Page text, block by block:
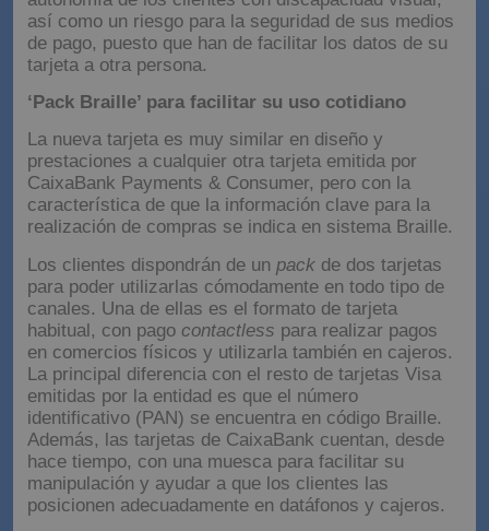
así como un riesgo para la seguridad de sus medios
de pago, puesto que han de facilitar los datos de su
tarjeta a otra persona.
‘Pack Braille’ para facilitar su uso cotidiano
La nueva tarjeta es muy similar en diseño y
prestaciones a cualquier otra tarjeta emitida por
CaixaBank Payments & Consumer, pero con la
característica de que la información clave para la
realización de compras se indica en sistema Braille.
Los clientes dispondrán de un pack de dos tarjetas
para poder utilizarlas cómodamente en todo tipo de
canales. Una de ellas es el formato de tarjeta
habitual, con pago contactless para realizar pagos
en comercios físicos y utilizarla también en cajeros.
La principal diferencia con el resto de tarjetas Visa
emitidas por la entidad es que el número
identificativo (PAN) se encuentra en código Braille.
Además, las tarjetas de CaixaBank cuentan, desde
hace tiempo, con una muesca para facilitar su
manipulación y ayudar a que los clientes las
posicionen adecuadamente en datáfonos y cajeros.